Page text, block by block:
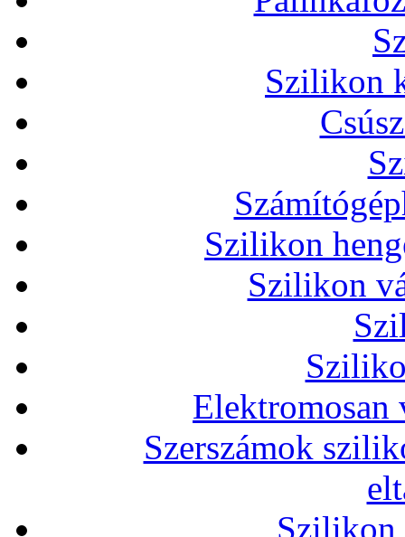
Szilikon
Szilikon
Szilikon
Elektromosan
Szerszámok
Szilikon